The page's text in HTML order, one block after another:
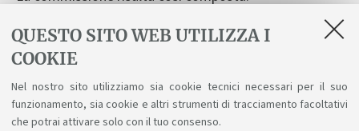
QUESTO SITO WEB UTILIZZA I
COOKIE
Nel nostro sito utilizziamo sia cookie tecnici necessari per il suo
funzionamento, sia cookie e altri strumenti di tracciamento facoltativi
che potrai attivare solo con il tuo consenso.
(Presidente) Prof.ssa Cristiana Cervini
(Segretario) Prof.ssa Kristina Landa
(membro effettivo) Dott. Sandro Bellassai
(membro effettivo) Dott.ssa Bianca Prandi